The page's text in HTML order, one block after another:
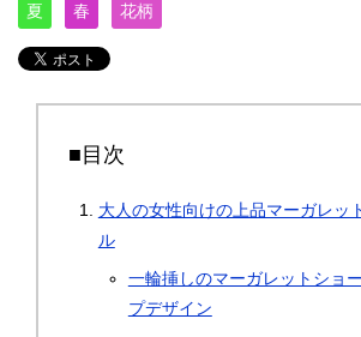
夏 春 花柄
■目次
大人の女性向けの上品マーガレッ
ル
一輪挿しのマーガレットショ
プデザイン